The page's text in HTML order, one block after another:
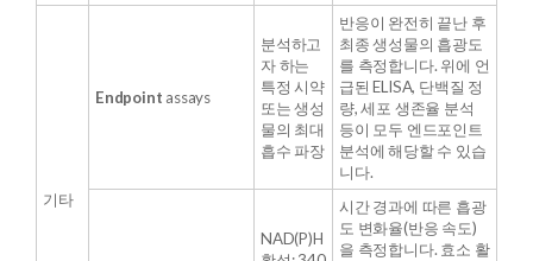
기타
Endpoint assays
분석하고
자 하는
특정 시약
또는 생성
물의 최대
흡수 파장
반응이 완전히 끝난 후
최종 생성물의 흡광도
를 측정합니다. 위에 언
급된 ELISA, 단백질 정
량, 세포 생존율 분석
등이 모두 엔드포인트
분석에 해당할 수 있습
니다.
NAD(P)H
시간 경과에 따른 흡광
도 변화율(반응 속도)
을 측정합니다. 효소 활